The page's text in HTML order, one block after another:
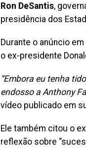
Ron DeSantis,
presidência dos
Durante o anúncio
o ex-presidente
“Embora eu tenha
endosso a Anthony
vídeo publicado em
Ele também citou o
reflexão sobre